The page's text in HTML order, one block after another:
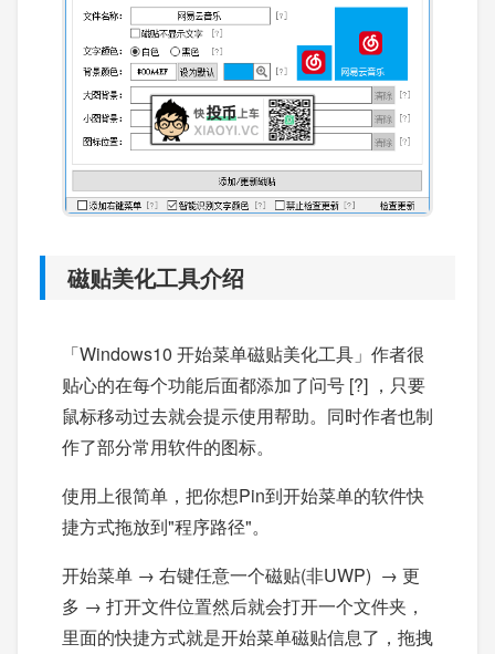
磁贴美化工具介绍
「Windows10 开始菜单磁贴美化工具」作者很
贴心的在每个功能后面都添加了问号 [?] ，只要
鼠标移动过去就会提示使用帮助。同时作者也制
作了部分常用软件的图标。
使用上很简单，把你想Pin到开始菜单的软件快
捷方式拖放到"程序路径"。
开始菜单 → 右键任意一个磁贴(非UWP) → 更
多 → 打开文件位置然后就会打开一个文件夹，
里面的快捷方式就是开始菜单磁贴信息了，拖拽